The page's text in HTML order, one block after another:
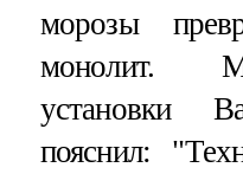
морозы
монолит.
установки
пояснил: